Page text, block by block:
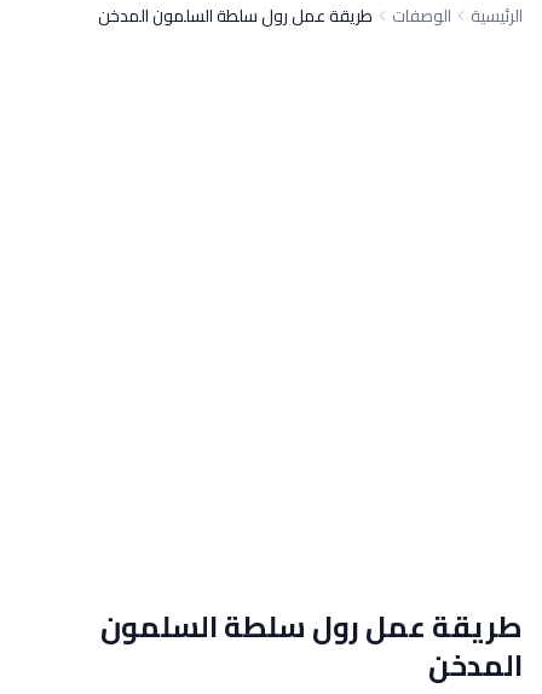
الرئيسية الوصفات طريقة عمل رول سلطة السلمون المدخن
طريقة عمل رول سلطة السلمون
المدخن